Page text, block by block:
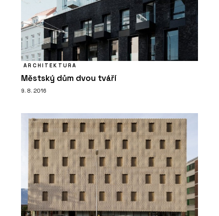
PRODUKTY
ČLÁNKY
EFEKTA – obkladový systém
promyšlený do všech detailů
ARCHITEKTURA
Městský dům dvou tváří
9. 8. 2016